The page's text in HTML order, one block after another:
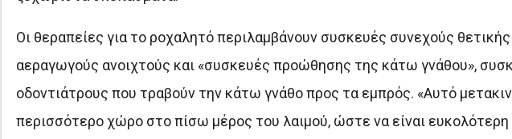
Οι θεραπείες για το ροχαλητό περιλαμβάνουν συσκευές συνεχούς
αεραγωγούς ανοιχτούς και «συσκευές προώθησης της κάτω γνάθου»,
οδοντιάτρους που τραβούν την κάτω γνάθο προς τα εμπρός. «Αυτό
περισσότερο χώρο στο πίσω μέρος του λαιμού, ώστε να είναι